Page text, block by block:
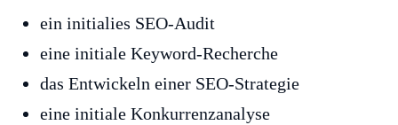
ein initialies SEO-Audit
eine initiale Keyword-Recherche
das Entwickeln einer SEO-Strategie
eine initiale Konkurrenzanalyse